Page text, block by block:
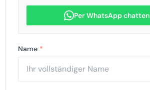
Per WhatsApp chatten
Name *